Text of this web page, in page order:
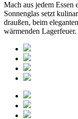
Mach aus jedem
Sonnenglas setzt
draußen, beim
wärmenden Lagerfeuer.